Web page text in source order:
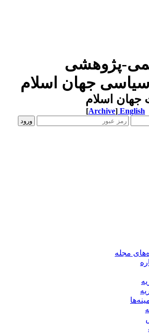
پژوهشی
جهان اسلام
اسلام
English
[Archive]
مجله